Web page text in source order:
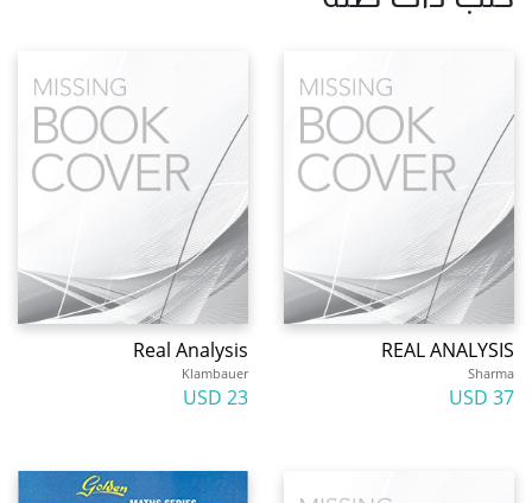
REAL ANALYSIS
Sharma
37 USD
Real Analysis
Klambauer
23 USD